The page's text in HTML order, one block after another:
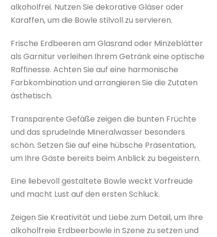
alkoholfrei. Nutzen Sie dekorative Gläser oder
Karaffen, um die Bowle stilvoll zu servieren.
Frische Erdbeeren am Glasrand oder Minzeblätter
als Garnitur verleihen Ihrem Getränk eine optische
Raffinesse. Achten Sie auf eine harmonische
Farbkombination und arrangieren Sie die Zutaten
ästhetisch.
Transparente Gefäße zeigen die bunten Früchte
und das sprudelnde Mineralwasser besonders
schön. Setzen Sie auf eine hübsche Präsentation,
um Ihre Gäste bereits beim Anblick zu begeistern.
Eine liebevoll gestaltete Bowle weckt Vorfreude
und macht Lust auf den ersten Schluck.
Zeigen Sie Kreativität und Liebe zum Detail, um Ihre
alkoholfreie Erdbeerbowle in Szene zu setzen und